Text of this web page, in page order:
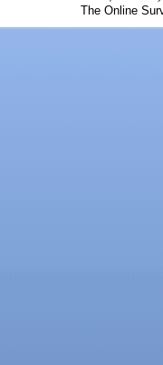
The Online